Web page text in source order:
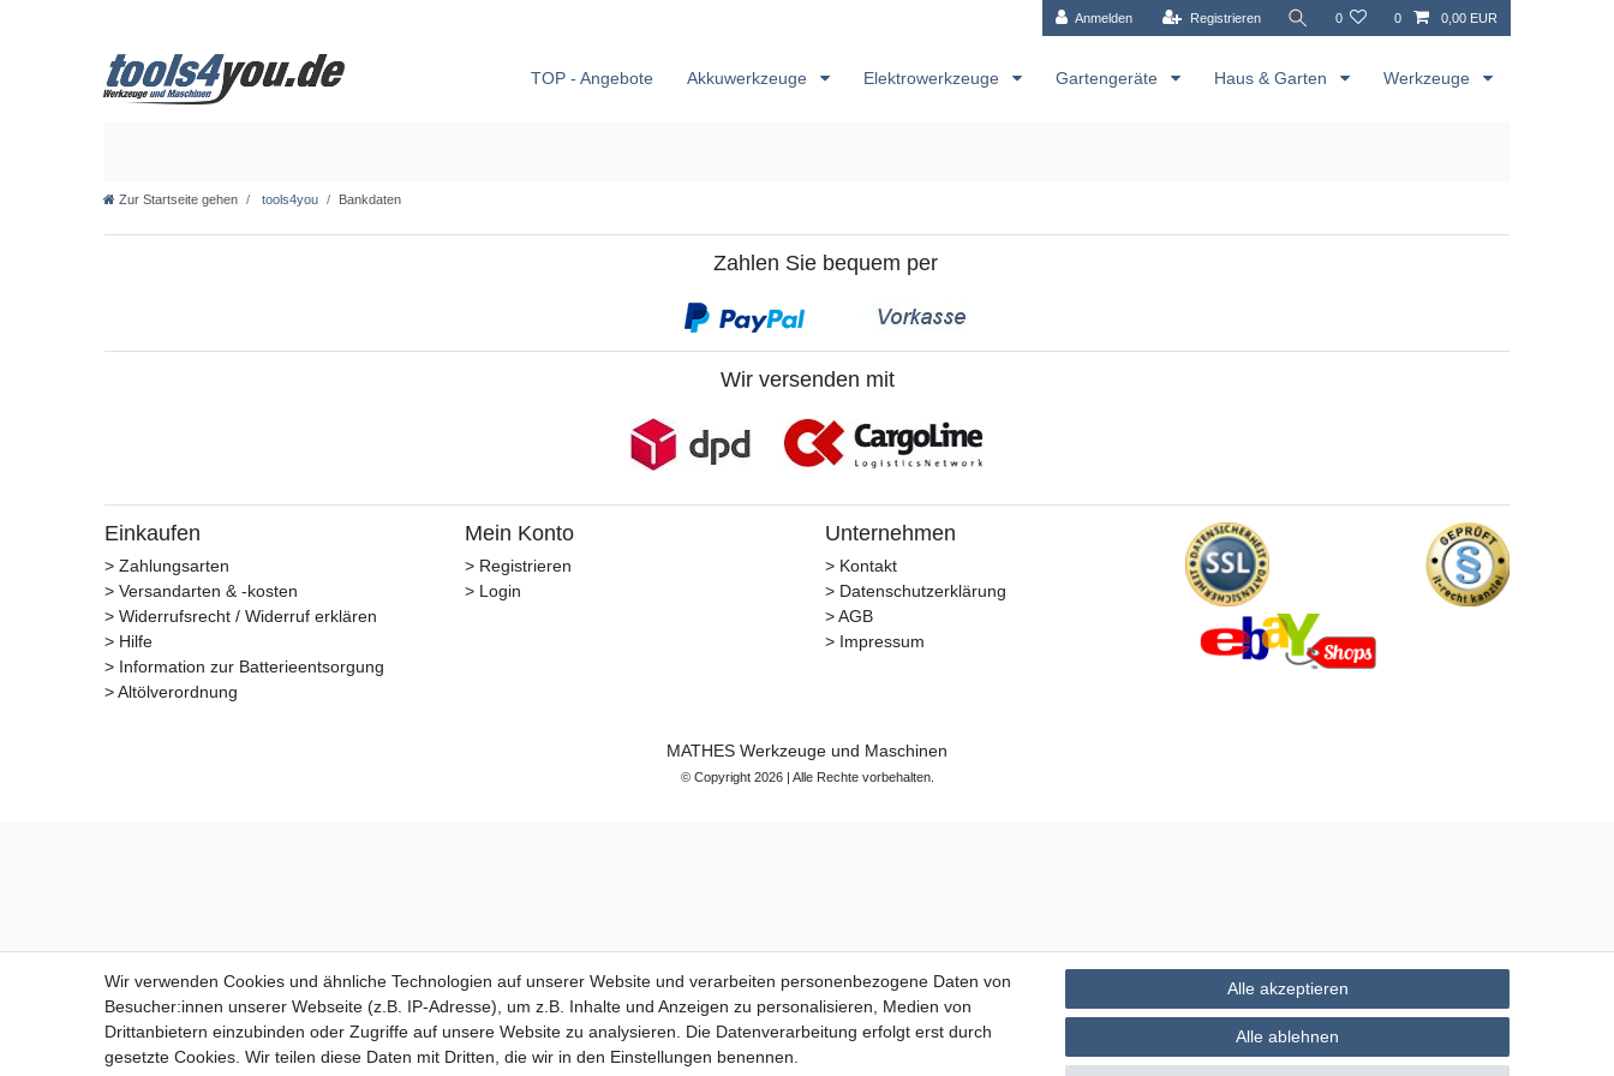
Anmelden Registrieren 0 0 0,00 EUR
TOP - Angebote Akkuwerkzeuge Elektrowerkzeuge Gartengeräte Haus & Garten Werkzeuge
Zur Startseite gehen tools4you Bankdaten
Zahlen Sie bequem per
Wir versenden mit
Einkaufen
> Zahlungsarten
> Versandarten & -kosten
> Widerrufsrecht / Widerruf erklären
> Hilfe
> Information zur Batterieentsorgung
> Altölverordnung
Mein Konto
> Registrieren
> Login
Unternehmen
> Kontakt
> Datenschutzerklärung
> AGB
> Impressum
MATHES Werkzeuge und Maschinen
© Copyright 2026 | Alle Rechte vorbehalten.
Wir verwenden Cookies und ähnliche Technologien auf unserer Website und verarbeiten personenbezogene Daten von
Besucher:innen unserer Webseite (z.B. IP-Adresse), um z.B. Inhalte und Anzeigen zu personalisieren, Medien von
Drittanbietern einzubinden oder Zugriffe auf unsere Website zu analysieren. Die Datenverarbeitung erfolgt erst durch
gesetzte Cookies. Wir teilen diese Daten mit Dritten, die wir in den Einstellungen benennen.
Alle akzeptieren
Alle ablehnen